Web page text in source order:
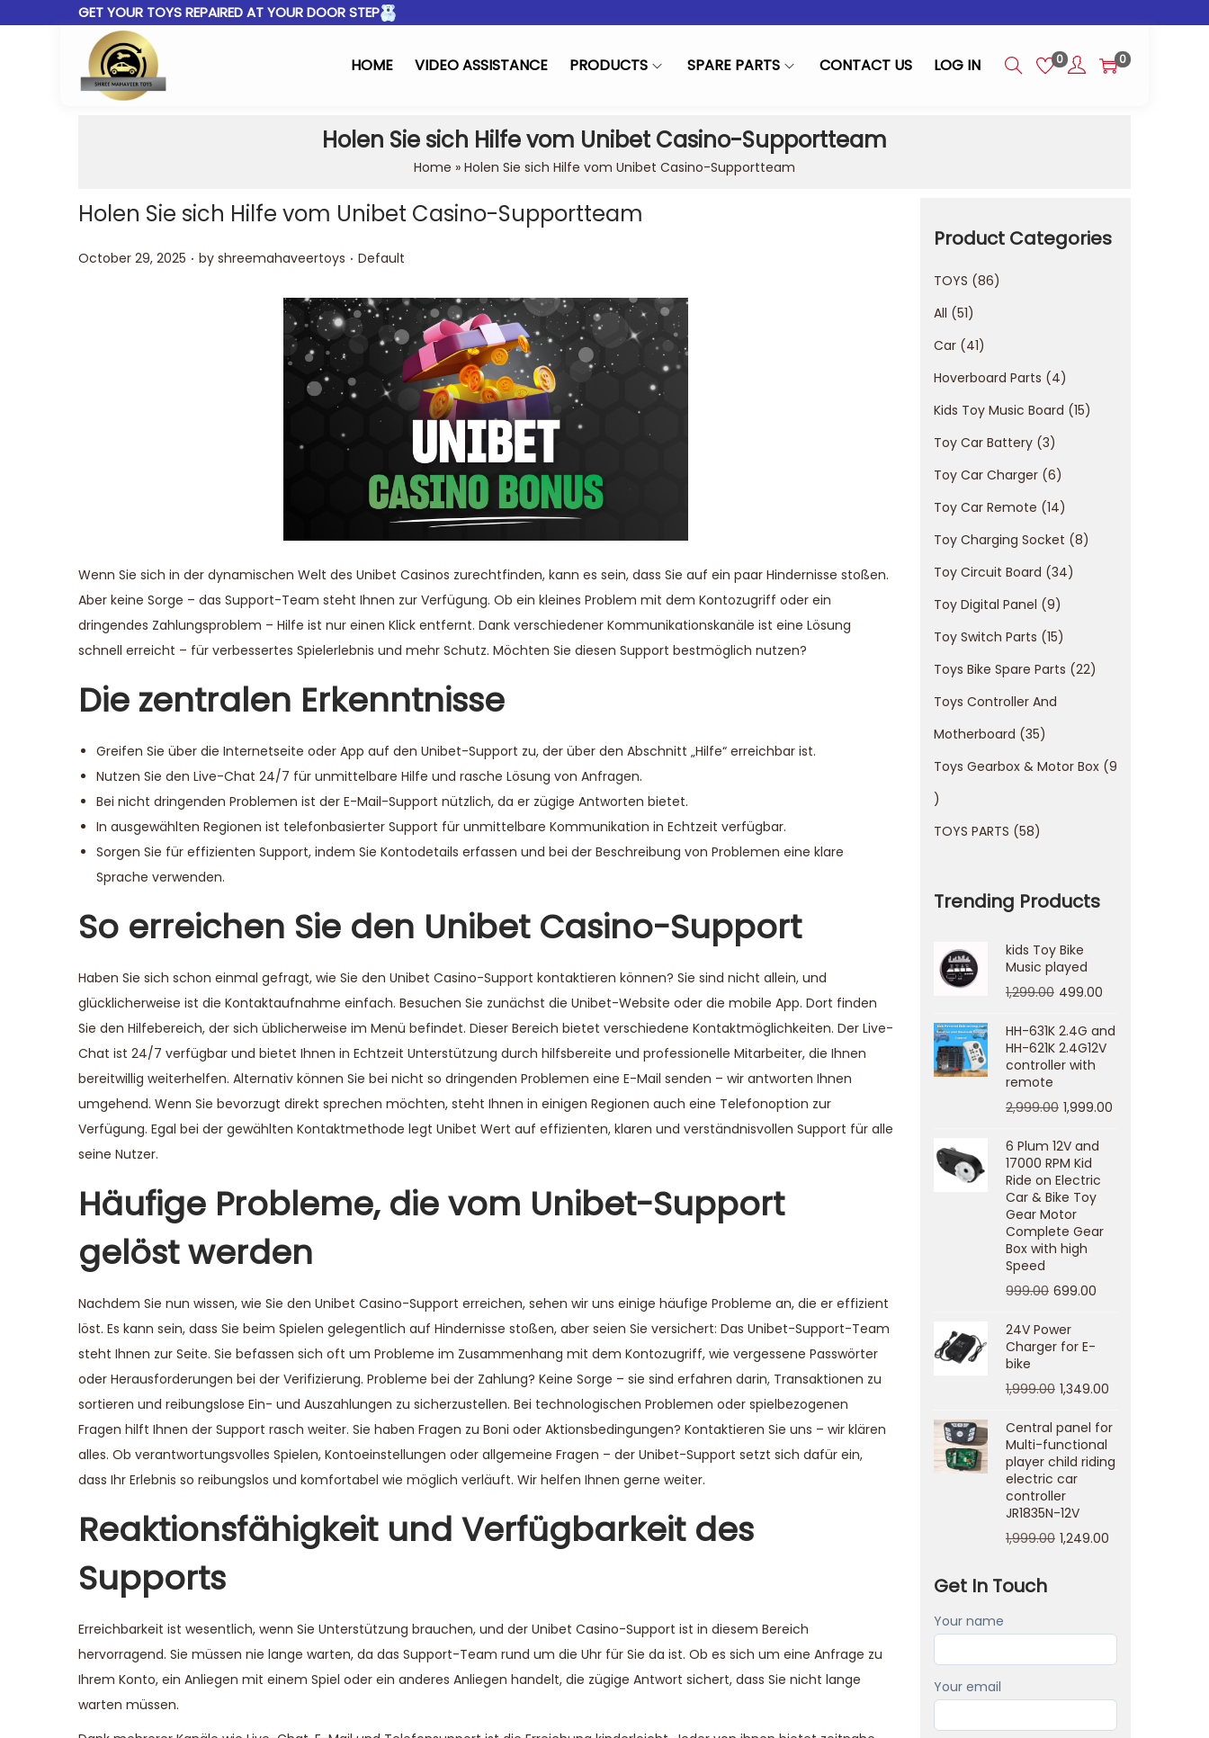
GET YOUR TOYS REPAIRED AT YOUR DOOR STEP
HOME VIDEO ASSISTANCE PRODUCTS SPARE PARTS CONTACT US LOG IN 0 0
Holen Sie sich Hilfe vom Unibet Casino-Supportteam
Home » Holen Sie sich Hilfe vom Unibet Casino-Supportteam
Holen Sie sich Hilfe vom Unibet Casino-Supportteam
Posted on
October 29, 2025 . by shreemahaveertoys . Posted in
Default
Wenn Sie sich in der dynamischen Welt des Unibet Casinos zurechtfinden, kann es sein, dass Sie auf ein paar Hindernisse stoßen.
Aber keine Sorge – das Support-Team steht Ihnen zur Verfügung. Ob ein kleines Problem mit dem Kontozugriff oder ein
dringendes Zahlungsproblem – Hilfe ist nur einen Klick entfernt. Dank verschiedener Kommunikationskanäle ist eine Lösung
schnell erreicht – für verbessertes Spielerlebnis und mehr Schutz. Möchten Sie diesen Support bestmöglich nutzen?
Die zentralen Erkenntnisse
Greifen Sie über die Internetseite oder App auf den Unibet-Support zu, der über den Abschnitt „Hilfe“ erreichbar ist.
Nutzen Sie den Live-Chat 24/7 für unmittelbare Hilfe und rasche Lösung von Anfragen.
Bei nicht dringenden Problemen ist der E-Mail-Support nützlich, da er zügige Antworten bietet.
In ausgewählten Regionen ist telefonbasierter Support für unmittelbare Kommunikation in Echtzeit verfügbar.
Sorgen Sie für effizienten Support, indem Sie Kontodetails erfassen und bei der Beschreibung von Problemen eine klare
Sprache verwenden.
So erreichen Sie den Unibet Casino-Support
Haben Sie sich schon einmal gefragt, wie Sie den Unibet Casino-Support kontaktieren können? Sie sind nicht allein, und
glücklicherweise ist die Kontaktaufnahme einfach. Besuchen Sie zunächst die Unibet-Website oder die mobile App. Dort finden
Sie den Hilfebereich, der sich üblicherweise im Menü befindet. Dieser Bereich bietet verschiedene Kontaktmöglichkeiten. Der Live-
Chat ist 24/7 verfügbar und bietet Ihnen in Echtzeit Unterstützung durch hilfsbereite und professionelle Mitarbeiter, die Ihnen
bereitwillig weiterhelfen. Alternativ können Sie bei nicht so dringenden Problemen eine E-Mail senden – wir antworten Ihnen
umgehend. Wenn Sie bevorzugt direkt sprechen möchten, steht Ihnen in einigen Regionen auch eine Telefonoption zur
Verfügung. Egal bei der gewählten Kontaktmethode legt Unibet Wert auf effizienten, klaren und verständnisvollen Support für alle
seine Nutzer.
Häufige Probleme, die vom Unibet-Support
gelöst werden
Nachdem Sie nun wissen, wie Sie den Unibet Casino-Support erreichen, sehen wir uns einige häufige Probleme an, die er effizient
löst. Es kann sein, dass Sie beim Spielen gelegentlich auf Hindernisse stoßen, aber seien Sie versichert: Das Unibet-Support-Team
steht Ihnen zur Seite. Sie befassen sich oft um Probleme im Zusammenhang mit dem Kontozugriff, wie vergessene Passwörter
oder Herausforderungen bei der Verifizierung. Probleme bei der Zahlung? Keine Sorge – sie sind erfahren darin, Transaktionen zu
sortieren und reibungslose Ein- und Auszahlungen zu sicherzustellen. Bei technologischen Problemen oder spielbezogenen
Fragen hilft Ihnen der Support rasch weiter. Sie haben Fragen zu Boni oder Aktionsbedingungen? Kontaktieren Sie uns – wir klären
alles. Ob verantwortungsvolles Spielen, Kontoeinstellungen oder allgemeine Fragen – der Unibet-Support setzt sich dafür ein,
dass Ihr Erlebnis so reibungslos und komfortabel wie möglich verläuft. Wir helfen Ihnen gerne weiter.
Reaktionsfähigkeit und Verfügbarkeit des
Supports
Erreichbarkeit ist wesentlich, wenn Sie Unterstützung brauchen, und der Unibet Casino-Support ist in diesem Bereich
hervorragend. Sie müssen nie lange warten, da das Support-Team rund um die Uhr für Sie da ist. Ob es sich um eine Anfrage zu
Ihrem Konto, ein Anliegen mit einem Spiel oder ein anderes Anliegen handelt, die zügige Antwort sichert, dass Sie nicht lange
warten müssen.
Product Categories
TOYS 86
All 51
Car 41
Hoverboard Parts
4
Kids Toy Music Board 15
Toy Car Battery 3
Toy Car Charger 6
Toy Car Remote 14
Toy Charging Socket 8
Toy Circuit Board 34
Toy Digital Panel 9
Toy Switch Parts 15
Toys Bike Spare Parts 22
Toys Controller And
Motherboard 35
Toys Gearbox & Motor Box 9
TOYS PARTS 58
Trending Products
kids Toy Bike
Music played
1,299.00 499.00
HH-631K 2.4G and
HH-621K 2.4G12V
controller with
remote
2,999.00 1,999.00
6 Plum 12V and
17000 RPM Kid
Ride on Electric
Car & Bike Toy
Gear Motor
Complete Gear
Box with high
Speed
999.00 699.00
24V Power
Charger for E-
bike
1,999.00 1,349.00
Central panel for
Multi-functional
player child riding
electric car
controller
JR1835N-12V
1,999.00 1,249.00
Get In Touch
Your name
Your email